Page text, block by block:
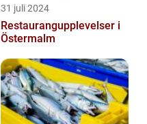
31 juli 2024
Restaurangupplevelser i
Östermalm